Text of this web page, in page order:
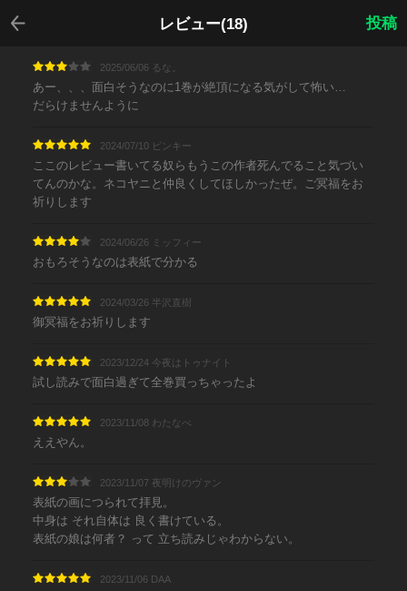
レビュー(18)
戻る
投稿
2025/06/06 るな。
あー、、、面白そうなのに1巻が絶頂になる気がして怖い…
だらけませんように
2024/07/10 ピンキー
ここのレビュー書いてる奴らもうこの作者死んでること気づい
てんのかな。ネコヤニと仲良くしてほしかったぜ。ご冥福をお
祈りします
2024/06/26 ミッフィー
おもろそうなのは表紙で分かる
2024/03/26 半沢直樹
御冥福をお祈りします
2023/12/24 今夜はトゥナイト
試し読みで面白過ぎて全巻買っちゃったよ
2023/11/08 わたなべ
ええやん。
2023/11/07 夜明けのヴァン
表紙の画につられて拝見。
中身は それ自体は 良く書けている。
表紙の娘は何者？ って 立ち読みじゃわからない。
2023/11/06 DAA